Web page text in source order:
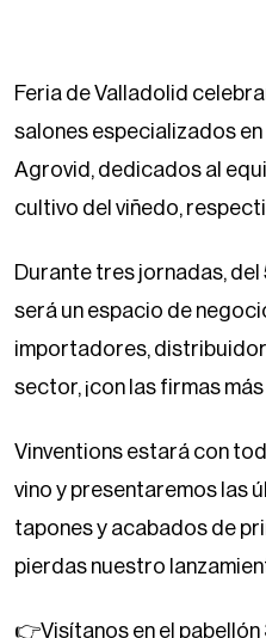
Feria de Valladolid
salones especializados
Agrovid, dedicados al
cultivo del viñedo,
Durante tres jornadas, del
será un espacio de
importadores,
sector, ¡con las firmas
Vinventions estará con
vino y presentaremos las
tapones y acabados de
pierdas nuestro
👉Visítanos en el pabellón